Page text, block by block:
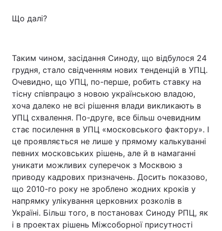
Що далі?
Таким чином, засідання Синоду, що відбулося 24
грудня, стало свідченням нових тенденцій в УПЦ.
Очевидно, що УПЦ, по-перше, робить ставку на
тісну співпрацю з новою українською владою,
хоча далеко не всі рішення влади викликають в
УПЦ схвалення. По-друге, все більш очевидним
стає посилення в УПЦ «московського фактору». І
це проявляється не лише у прямому калькуванні
певних московських рішень, але й в намаганні
уникати можливих суперечок з Москвою з
приводу кадрових призначень. Досить показово,
що 2010-го року не зроблено жодних кроків у
напрямку улікування церковних розколів в
Україні. Більш того, в постановах Синоду РПЦ, як
і в проектах рішень Міжсоборної присутності